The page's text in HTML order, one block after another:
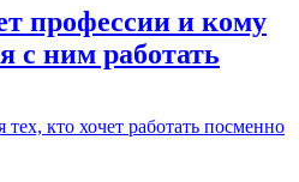
профессии и кому
с ним работать